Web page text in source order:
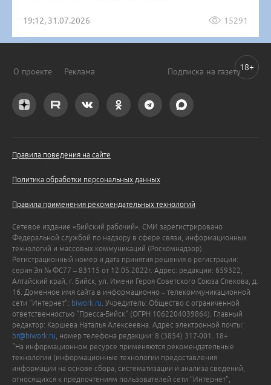
19:12, 31.07.2026 15291
О проекте Реклама Подписка на газету
Правила поведения на сайте
Политика обработки персональных данных
Правила применения рекомендательных технологий
Сетевое издание «Бийский рабочий». СМИ зарегистрировано
Федеральной службой по надзору в сфере связи, информационных
технологий и массовых коммуникаций (Роскомнадзор).
Регистрационный номер и дата принятия решения о регистрации:
серия Эл № ФС77 – 83115 от 12.05.2022г. Адрес: редакции: 659322,
Алтайский край, г. Бийск, ул. Имени Героя Советского Союза Спекова, д.
16. Доменное имя сайта в информационно – телекоммуникационной
сети "Интернет": biwork.ru . Учредитель: Общество с ограниченной
ответственностью "Пресса-Бийск" (ОГРН 1062204039864). Главный
редактор: Каршева Наталья Алексеевна. Адрес электронной почты:
br@biwork.ru , номер телефона редакции: 8 (3854) 317-001. 18+
"На информационном ресурсе применяются рекомендательные
технологии (информационные технологии предоставления
информации на основе сбора, систематизации и анализа сведений,
относящихся к предпочтениям пользователей сети "Интернет",
18+